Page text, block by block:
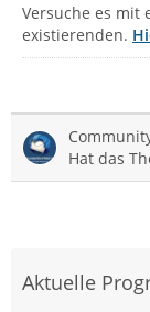
Versuche es mit
existierenden.
Hat das
Aktuelle